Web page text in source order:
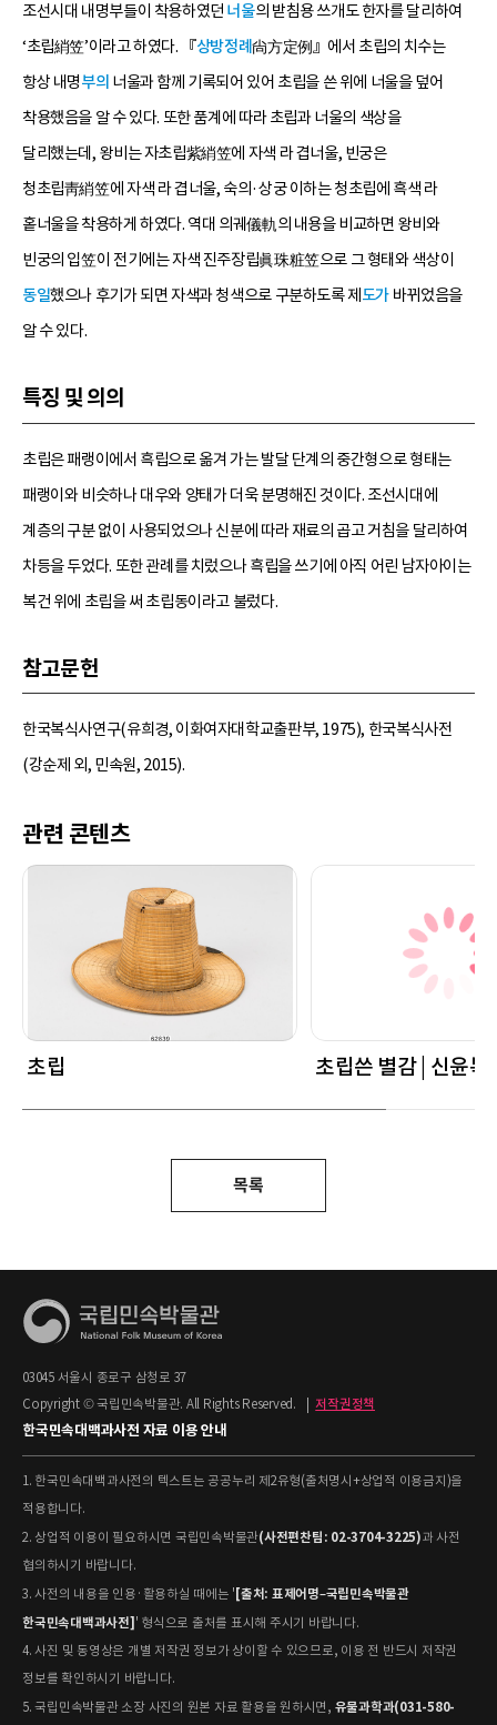
조선시대 내명부들이 착용하였던 너울의 받침용 쓰개도 한자를 달리하여
‘초립綃笠’이라고 하였다. 『상방정례尙方定例』에서 초립의 치수는
항상 내명부의 너울과 함께 기록되어 있어 초립을 쓴 위에 너울을 덮어
착용했음을 알 수 있다. 또한 품계에 따라 초립과 너울의 색상을
달리했는데, 왕비는 자초립紫綃笠에 자색 라 겹너울, 빈궁은
청초립靑綃笠에 자색 라 겹너울, 숙의·상궁 이하는 청초립에 흑색 라
홑너울을 착용하게 하였다. 역대 의궤儀軌의 내용을 비교하면 왕비와
빈궁의 입笠이 전기에는 자색 진주장립眞珠粧笠으로 그 형태와 색상이
동일했으나 후기가 되면 자색과 청색으로 구분하도록 제 도가 바뀌었음을
알 수 있다.
특징 및 의의
초립은 패랭이에서 흑립으로 옮겨 가는 발달 단계의 중간형으로 형태는
패랭이와 비슷하나 대우와 양태가 더욱 분명해진 것이다. 조선시대에
계층의 구분 없이 사용되었으나 신분에 따라 재료의 곱고 거침을 달리하여
차등을 두었다. 또한 관례를 치렀으나 흑립을 쓰기에 아직 어린 남자아이는
복건 위에 초립을 써 초립동이라고 불렀다.
참고문헌
한국복식사연구(유희경, 이화여자대학교출판부, 1975), 한국복식사전
(강순제 외, 민속원, 2015).
관련 콘텐츠
초립 초립쓴 별감 | 신윤복
목록
03045 서울시 종로구 삼청로 37
Copyright © 국립민속박물관. All Rights Reserved.
저작권정책
한국민속대백과사전 자료 이용 안내
1. 한국민속대백과사전의 텍스트는 공공누리 제2유형(출처명시+상업적 이용금지)을
적용합니다.
2. 상업적 이용이 필요하시면 국립민속박물관(사전편찬팀: 02-3704-3225)과 사전
협의하시기 바랍니다.
3. 사전의 내용을 인용·활용하실 때에는 ' [출처: 표제어명–국립민속박물관
한국민속대백과사전] ' 형식으로 출처를 표시해 주시기 바랍니다.
4. 사진 및 동영상은 개별 저작권 정보가 상이할 수 있으므로, 이용 전 반드시 저작권
정보를 확인하시기 바랍니다.
5. 국립민속박물관 소장 사진의 원본 자료 활용을 원하시면, 유물과학과(031-580-